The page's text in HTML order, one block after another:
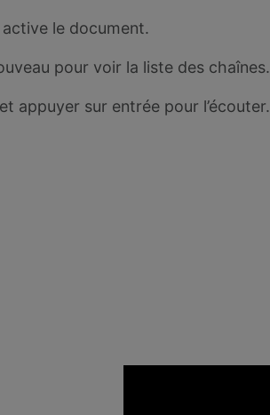
le document.
pour voir la liste des chaînes.
appuyer sur entrée pour l’écouter.